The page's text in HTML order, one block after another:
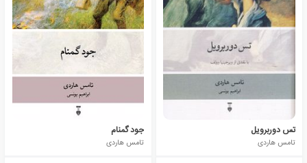
تس دوربرویل
تامس هاردی
جود گمنام
تامس هاردی